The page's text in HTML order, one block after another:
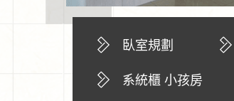
臥室規劃
系統櫃 小孩房